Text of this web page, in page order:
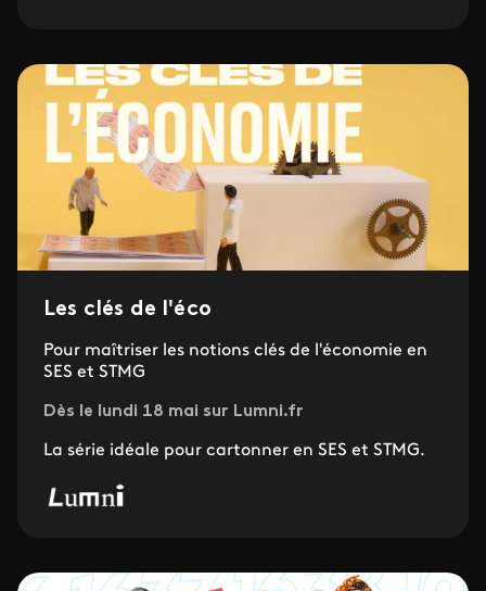
Les clés de l'éco
Pour maîtriser les notions clés de l'économie en
SES et STMG
Dès le lundi 18 mai sur Lumni.fr
La série idéale pour cartonner en SES et STMG.